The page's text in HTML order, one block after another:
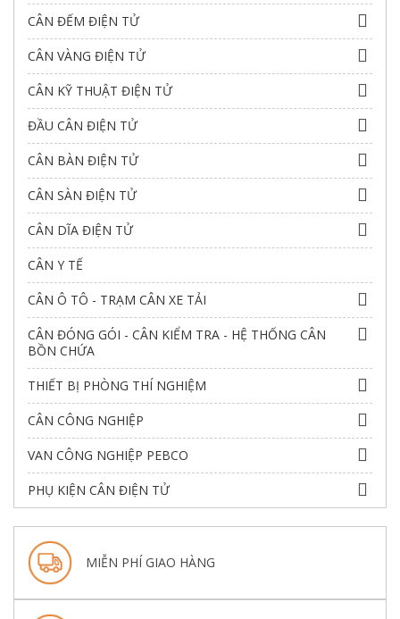
CÂN ĐẾM ĐIỆN TỬ
CÂN VÀNG ĐIỆN TỬ
CÂN KỸ THUẬT ĐIỆN TỬ
ĐẦU CÂN ĐIỆN TỬ
CÂN BÀN ĐIỆN TỬ
CÂN SÀN ĐIỆN TỬ
CÂN DĨA ĐIỆN TỬ
CÂN Y TẾ
CÂN Ô TÔ - TRẠM CÂN XE TẢI
CÂN ĐÓNG GÓI - CÂN KIỂM TRA - HỆ THỐNG CÂN
BỒN CHỨA
THIẾT BỊ PHÒNG THÍ NGHIỆM
CÂN CÔNG NGHIỆP
VAN CÔNG NGHIỆP PEBCO
PHỤ KIỆN CÂN ĐIỆN TỬ
MIỄN PHÍ GIAO HÀNG